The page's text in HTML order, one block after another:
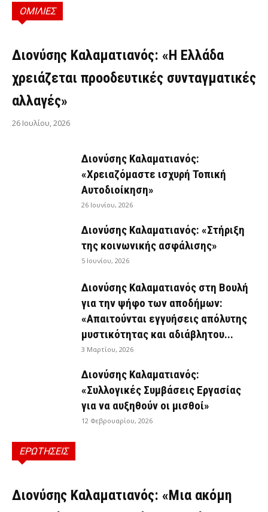
ΟΜΙΛΙΕΣ
ΟΜΙΛΊΕΣ
Διονύσης Καλαματιανός: «Η Ελλάδα
χρειάζεται προοδευτικές συνταγματικές
αλλαγές»
26 Ιουλίου, 2026
Διονύσης Καλαματιανός:
«Χρειαζόμαστε ισχυρή Τοπική
Αυτοδιοίκηση»
26 Ιουνίου, 2026
Διονύσης Καλαματιανός: «Στήριξη
της κοινωνικής ασφάλισης»
5 Ιουνίου, 2026
Διονύσης Καλαματιανός στη Βουλή
για την ψήφο των αποδήμων:
«Απαιτούνται εγγυήσεις απόλυτης
μυστικότητας και αδιάβλητου...
3 Μαρτίου, 2026
Διονύσης Καλαματιανός:
«Συλλογικές Συμβάσεις Εργασίας
για να αυξηθούν οι μισθοί»
12 Φεβρουαρίου, 2026
ΕΡΩΤΗΣΕΙΣ
ΕΡΩΤΉΣΕΙΣ
Διονύσης Καλαματιανός: «Μια ακόμη